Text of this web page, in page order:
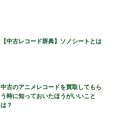
【中古レコード辞典】ソノシートとは
中古のアニメレコードを買取してもら
う時に知っておいたほうがいいこと
は？